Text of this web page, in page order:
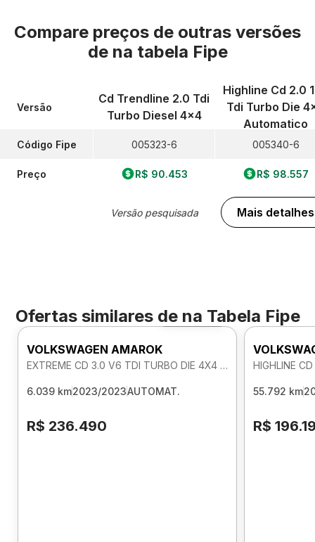
Compare preços de outras versões
de na tabela Fipe
Versão
Código Fipe
Preço
Cd Trendline 2.0 Tdi
Turbo Diesel 4x4
005323-6
R$ 90.453
Versão pesquisada
Highline Cd 2.0
Tdi Turbo Die
Automatico
005340-6
R$ 98.557
Mais detalhes
Ofertas similares de na Tabela Fipe
Foto 360º
VOLKSWAGEN AMAROK
EXTREME CD 3.0 V6 TDI TURBO DIE 4X4 AUTOMATICO
6.039 km2023/2023AUTOMAT.
R$ 236.490
55.792 km
R$